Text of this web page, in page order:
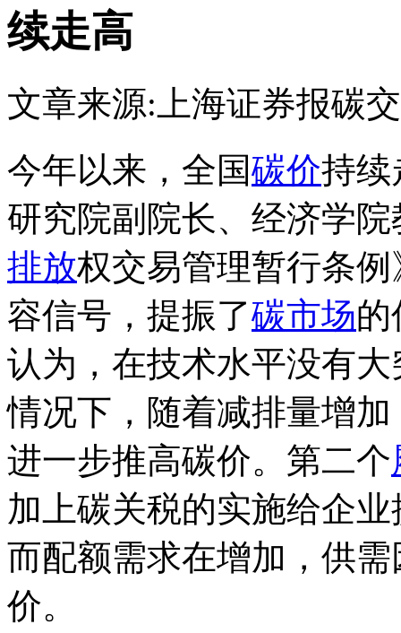
续走高
文章来源:上海证券报碳
今年以来，全国碳价持续
研究院副院长、经济学
排放权交易管理暂行条
容信号，提振了碳市场的
认为，在技术水平没有
情况下，随着减排量增
进一步推高碳价。第二个
加上碳关税的实施给企
而配额需求在增加，供
价。